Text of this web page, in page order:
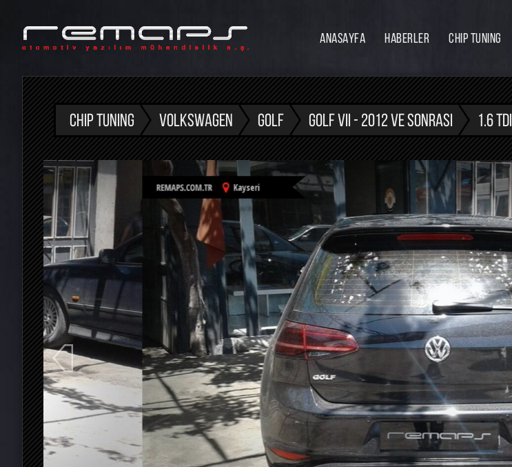
ANASAYFA HABERLER CHIP TUNING
CHIP TUNING VOLKSWAGEN GOLF GOLF VII - 2012 VE SONRASI 1.6 TDI